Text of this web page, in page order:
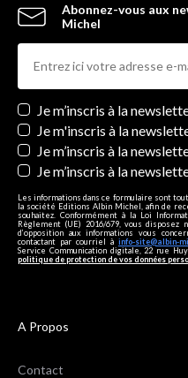
Abonnez-vous aux
Michel
Newsletters
Je m’inscris à la
Je m'inscris à la
Je m’inscris à la
Je m’inscris à la
Les informations dans ce formulaire sont
la société Editions Albin Michel, afin de
souhaitez. Conformément à la Loi
Règlement (UE) 2016/679, vous
d’opposition aux informations vous
contactant par courriel à info-site@albin-
Service Communication digitale, 22 rue
politique de protection de vos données
A Propos
Contact